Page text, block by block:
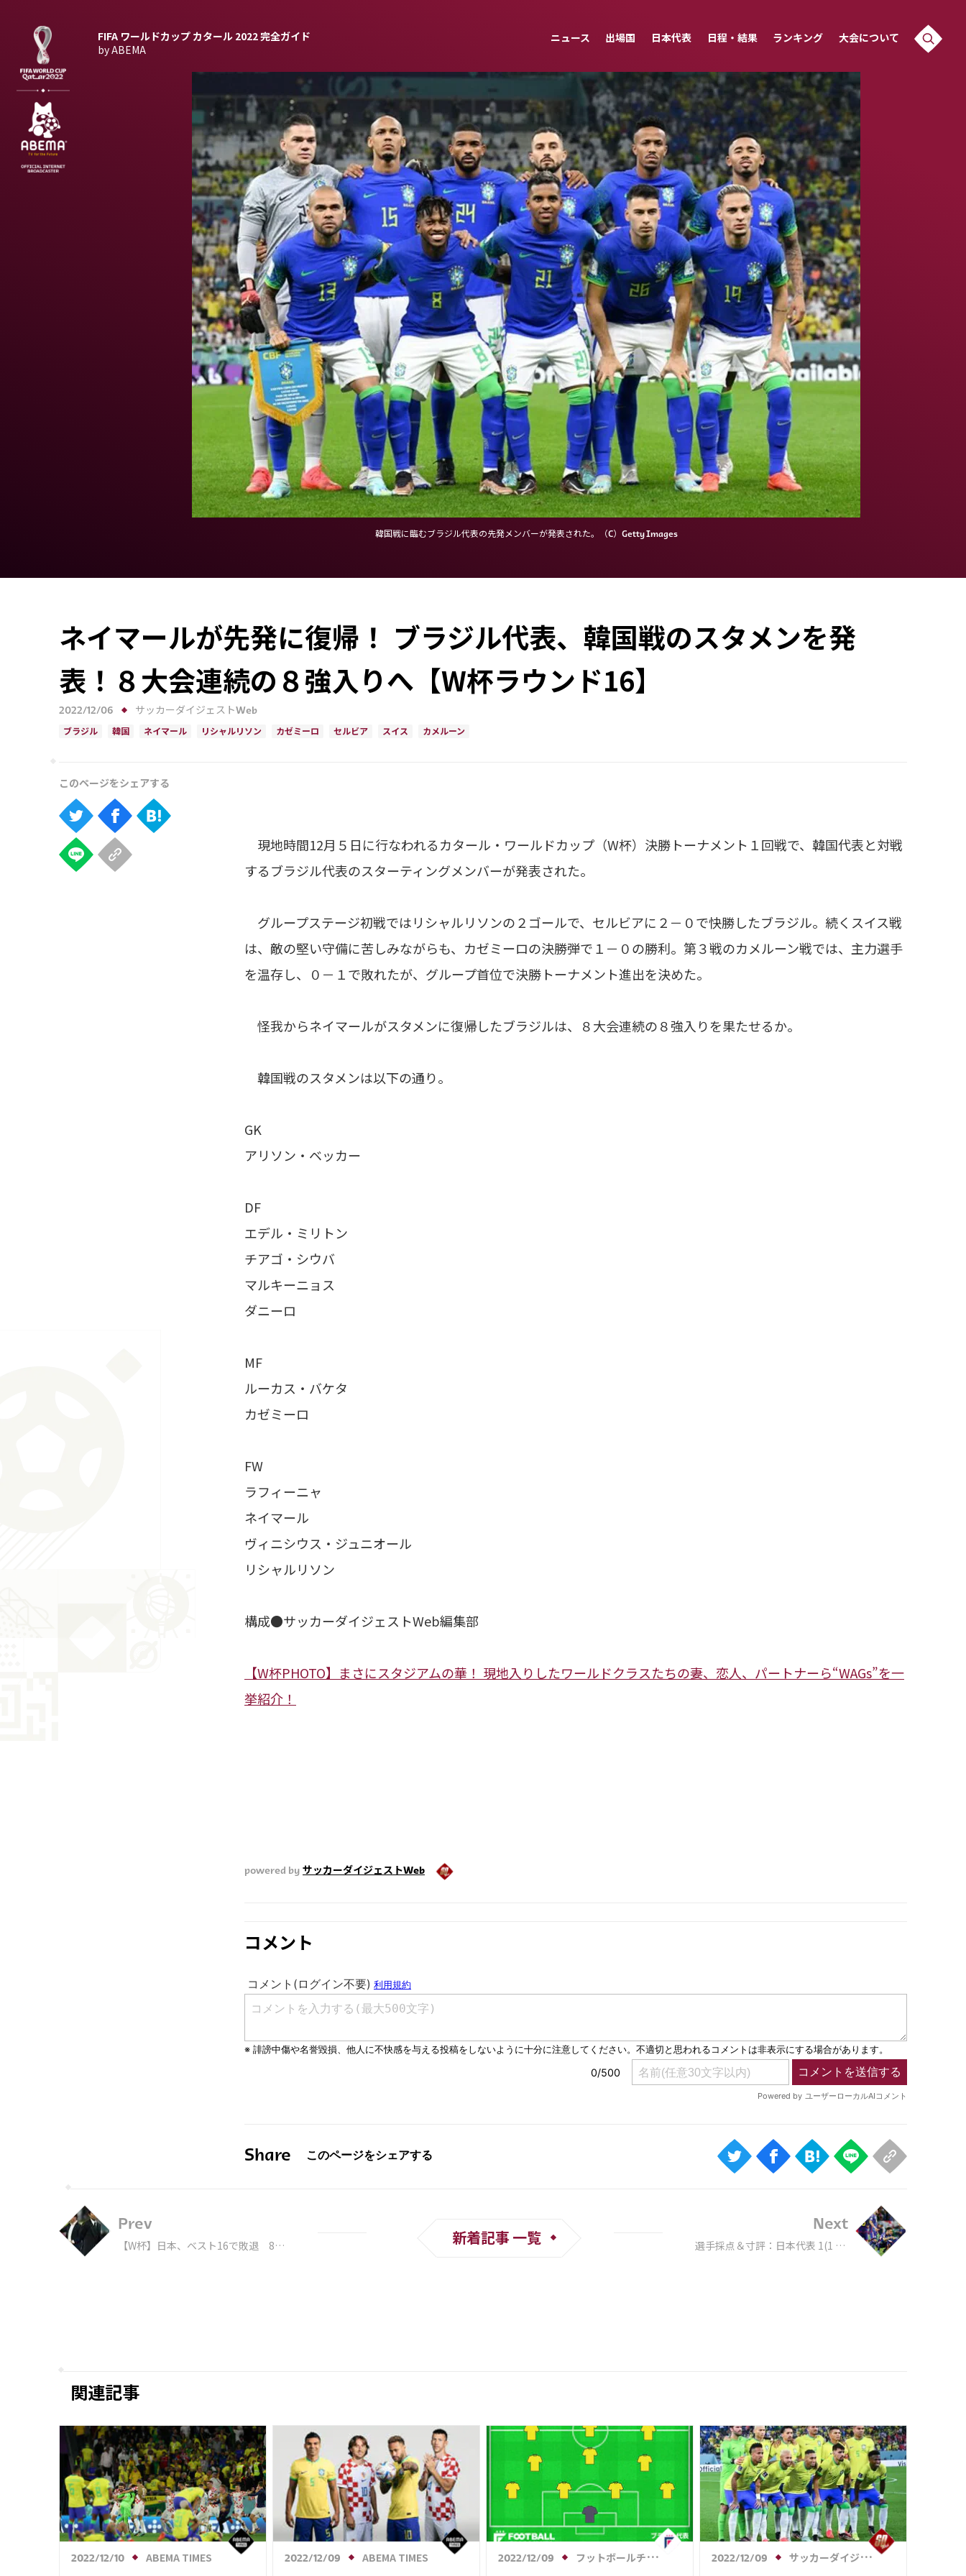
FIFA ワールドカップ カタール 2022完全ガイド
by ABEMA
ニュース 出場国 日本代表 日程・結果 ランキング 大会について
韓国戦に臨むブラジル代表の先発メンバーが発表された。（C）Getty Images
ネイマールが先発に復帰！ ブラジル代表、韓国戦のスタメンを発
表！８大会連続の８強入りへ【W杯ラウンド16】
2022/12/06 サッカーダイジェストWeb
ブラジル 韓国 ネイマール リシャルリソン カゼミーロ セルビア スイス カメルーン
現地時間12月５日に行なわれるカタール・ワールドカップ（W杯）決勝トーナメント１回戦で、韓国代表と対戦
するブラジル代表のスターティングメンバーが発表された。
グループステージ初戦ではリシャルリソンの２ゴールで、セルビアに２－０で快勝したブラジル。続くスイス戦
は、敵の堅い守備に苦しみながらも、カゼミーロの決勝弾で１－０の勝利。第３戦のカメルーン戦では、主力選手
を温存し、０－１で敗れたが、グループ首位で決勝トーナメント進出を決めた。
怪我からネイマールがスタメンに復帰したブラジルは、８大会連続の８強入りを果たせるか。
韓国戦のスタメンは以下の通り。
GK
アリソン・ベッカー
DF
エデル・ミリトン
チアゴ・シウバ
マルキーニョス
ダニーロ
MF
ルーカス・バケタ
カゼミーロ
FW
ラフィーニャ
ネイマール
ヴィニシウス・ジュニオール
リシャルリソン
構成●サッカーダイジェストWeb編集部
【W杯PHOTO】まさにスタジアムの華！ 現地入りしたワールドクラスたちの妻、恋人、パートナーら“WAGs”を一
挙紹介！
powered by サッカーダイジェストWeb
コメント
Share
Prev
【W杯】日本、ベスト16で敗退 8強
新着記事 一覧
Next
選手採点＆寸評：日本代表 1(1 PK
関連記事
2022/12/10
ABEMA TIMES
2022/12/09
ABEMA TIMES
2022/12/09
フットボールチャンネル
2022/12/09
サッカーダイジェストWeb